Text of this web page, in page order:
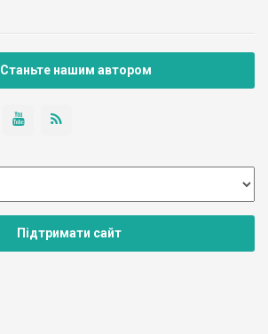
Станьте нашим автором
Підтримати сайт